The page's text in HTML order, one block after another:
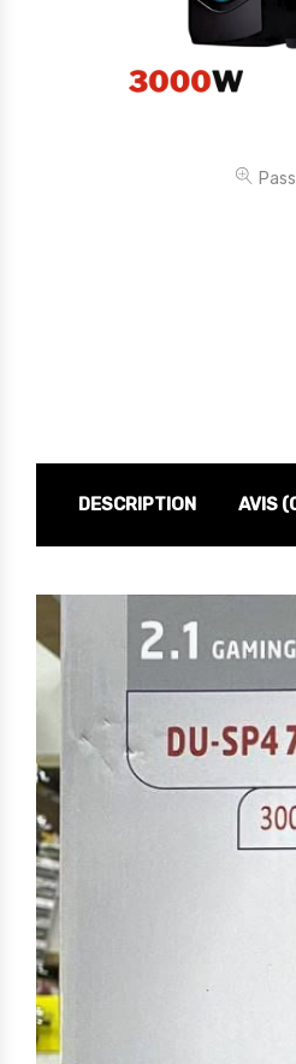
Outillages & Bricolage
DESCRIPTION AVIS